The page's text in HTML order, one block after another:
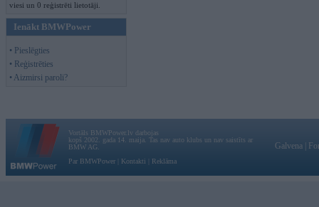
viesi un 0 reģistrēti lietotāji.
Ienākt BMWPower
• Pieslēgties
• Reģistrēties
• Aizmirsi paroli?
Vortāls BMWPower.lv darbojas
kopš 2002. gada 14. maija. Tas nav auto klubs un nav saistīts ar
BMW AG.
Par BMWPower
Kontakti Reklāma
Galvena